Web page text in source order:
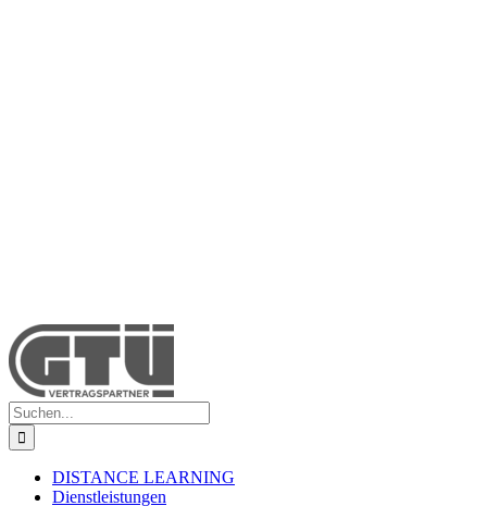
Suche
nach:
DISTANCE LEARNING
Dienstleistungen